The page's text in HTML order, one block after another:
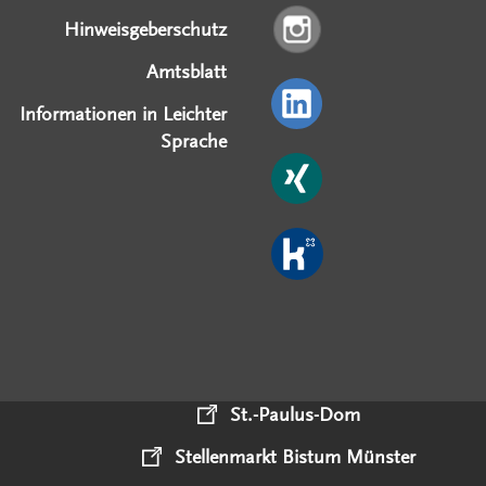
Hinweisgeberschutz
Amtsblatt
Informationen in Leichter
Sprache
St.-Paulus-Dom
Stellenmarkt Bistum Münster